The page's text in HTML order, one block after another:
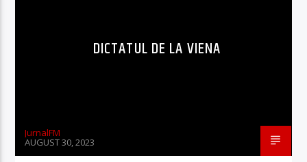
DICTATUL DE LA VIENA
JurnalFM
AUGUST 30, 2023